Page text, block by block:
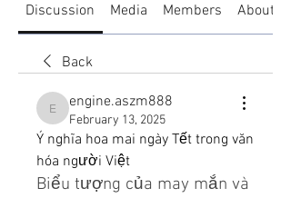
Discussion Media Members About
Back
engine.aszm888
engine.aszm888
February 13, 2025
Ý nghĩa hoa mai ngày Tết trong văn
hóa người Việt
Biểu tượng của may mắn và